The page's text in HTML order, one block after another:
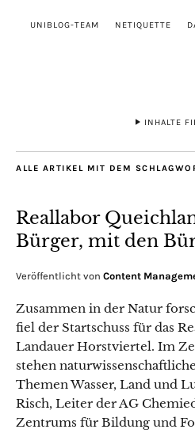
UNIBLOG-TEAM NETIQUETTE
INHALTE
ALLE ARTIKEL MIT DEM
Reallabor
Bürger, mit den
Veröffentlicht von Content
Zusammen in der Natur
fiel der Startschuss für das
Landauer Horstviertel. Im
stehen
Themen Wasser, Land und
Risch, Leiter der AG
Zentrums für Bildung und